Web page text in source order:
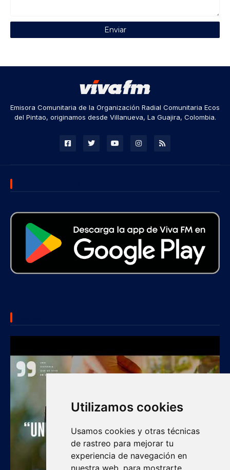
Utilizamos cookies
Usamos cookies y otras técnicas
de rastreo para mejorar tu
experiencia de navegación en
nuestra web, para mostrarte
Emisora Comunitaria de la Organización Radial Comunitaria Ecos
del Pintao, originamos desde Villanueva, La Guajira, Colombia.